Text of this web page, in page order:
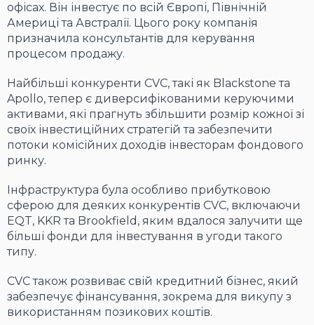
офісах. Він інвестує по всій Європі, Північній
Америці та Австралії. Цього року компанія
призначила консультантів для керування
процесом продажу.
Найбільші конкуренти CVC, такі як Blackstone та
Apollo, тепер є диверсифікованими керуючими
активами, які прагнуть збільшити розмір кожної зі
своїх інвестиційних стратегій та забезпечити
потоки комісійних доходів інвесторам фондового
ринку.
Інфраструктура була особливо прибутковою
сферою для деяких конкурентів CVC, включаючи
EQT, KKR та Brookfield, яким вдалося залучити ще
більші фонди для інвестування в угоди такого
типу.
CVC також розвиває свій кредитний бізнес, який
забезпечує фінансування, зокрема для викупу з
використанням позикових коштів.